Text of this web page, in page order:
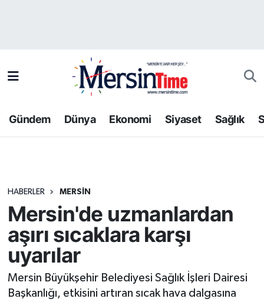
Gündem Dünya Ekonomi Siyaset Sağlık
HABERLER MERSIN
Mersin'de uzmanlardan
aşırı sıcaklara karşı
uyarılar
Mersin Büyükşehir Belediyesi Sağlık İşleri Dairesi
Başkanlığı, etkisini artıran sıcak hava dalgasına
Bilim-Teknoloji
Dünya
Ekonomi
Gündem
Kültür-Sanat
Resmi İlan
Trafik Durumu
Tüm Manşetler
Haber Arşivi